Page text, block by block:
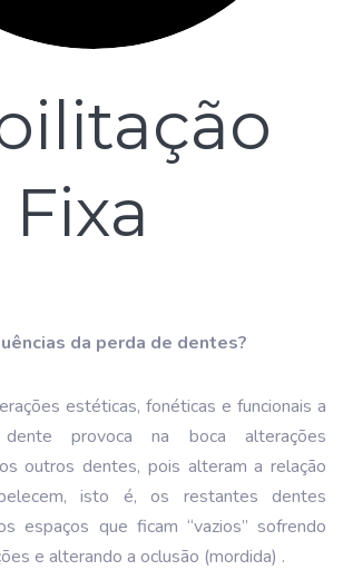
da perda de dentes?
estéticas, fonéticas e funcionais a
provoca na boca alterações
outros dentes, pois alteram a relação
isto é, os restantes dentes
espaços que ficam “vazios” sofrendo
e alterando a oclusão (mordida) .